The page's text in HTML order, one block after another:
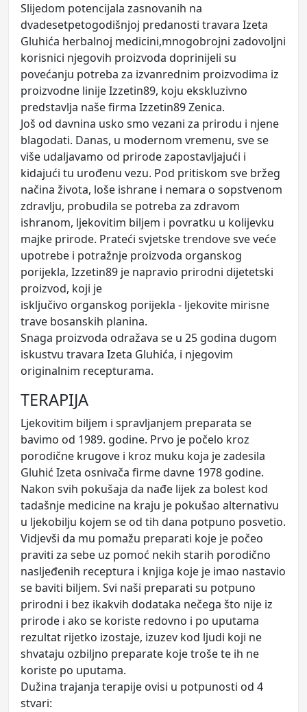
Slijedom potencijala zasnovanih na
dvadesetpetogodišnjoj predanosti travara Izeta
Gluhića herbalnoj medicini,mnogobrojni zadovoljni
korisnici njegovih proizvoda doprinijeli su
povećanju potreba za izvanrednim proizvodima iz
proizvodne linije Izzetin89, koju ekskluzivno
predstavlja naše firma Izzetin89 Zenica.
Još od davnina usko smo vezani za prirodu i njene
blagodati. Danas, u modernom vremenu, sve se
više udaljavamo od prirode zapostavljajući i
kidajući tu urođenu vezu. Pod pritiskom sve bržeg
načina života, loše ishrane i nemara o sopstvenom
zdravlju, probudila se potreba za zdravom
ishranom, ljekovitim biljem i povratku u kolijevku
majke prirode. Prateći svjetske trendove sve veće
upotrebe i potražnje proizvoda organskog
porijekla, Izzetin89 je napravio prirodni dijetetski
proizvod, koji je
isključivo organskog porijekla - ljekovite mirisne
trave bosanskih planina.
Snaga proizvoda odražava se u 25 godina dugom
iskustvu travara Izeta Gluhića, i njegovim
originalnim recepturama.
TERAPIJA
Ljekovitim biljem i spravljanjem preparata se
bavimo od 1989. godine. Prvo je počelo kroz
porodične krugove i kroz muku koja je zadesila
Gluhić Izeta osnivača firme davne 1978 godine.
Nakon svih pokušaja da nađe lijek za bolest kod
tadašnje medicine na kraju je pokušao alternativu
u ljekobilju kojem se od tih dana potpuno posvetio.
Vidjevši da mu pomažu preparati koje je počeo
praviti za sebe uz pomoć nekih starih porodično
nasljeđenih receptura i knjiga koje je imao nastavio
se baviti biljem. Svi naši preparati su potpuno
prirodni i bez ikakvih dodataka nečega što nije iz
prirode i ako se koriste redovno i po uputama
rezultat rijetko izostaje, izuzev kod ljudi koji ne
shvataju ozbiljno preparate koje troše te ih ne
koriste po uputama.
Dužina trajanja terapije ovisi u potpunosti od 4
stvari: